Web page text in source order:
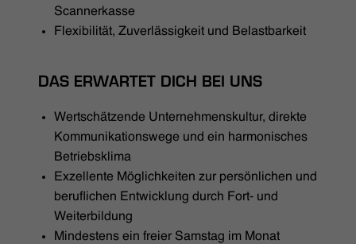
Scannerkasse
Flexibilität, Zuverlässigkeit und Belastbarkeit
DAS ERWARTET DICH BEI UNS
Wertschätzende Unternehmenskultur, direkte
Kommunikationswege und ein harmonisches
Betriebsklima
Exzellente Möglichkeiten zur persönlichen und
beruflichen Entwicklung durch Fort- und
Weiterbildung
Mindestens ein freier Samstag im Monat